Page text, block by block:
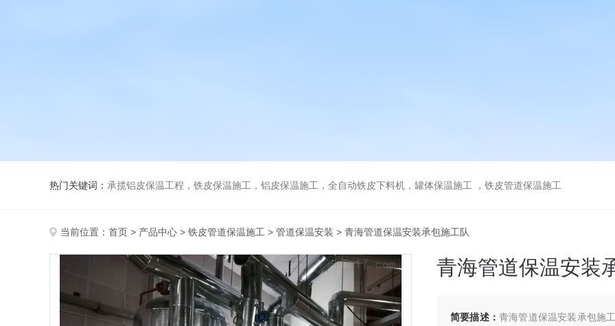
热门关键词： 承揽铝皮保温工程，铁皮保温施工，铝皮保温施工，全自动铁皮下料机，罐体保温施工 ，铁皮管道保温施工
当前位置： 首页 > 产品中心 > 铁皮管道保温施工 > 管道保温安装 > 青海管道保温安装承包施工队
青海管道保温安装
简要描述： 青海管道保温安装承包施